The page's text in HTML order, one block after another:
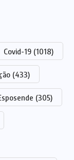
Covid-19 (1018)
(433)
(305)